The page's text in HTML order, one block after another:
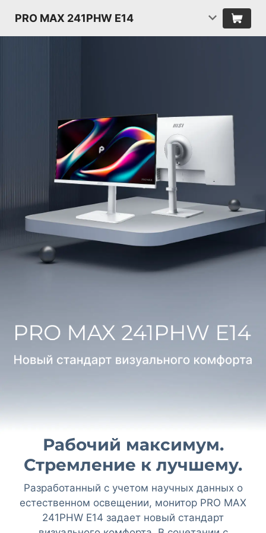
PRO MAX 241PHW E14
Рабочий максимум.
Стремление к лучшему.
Разработанный с учетом научных данных о
естественном освещении, монитор PRO MAX
241PHW E14 задает новый стандарт